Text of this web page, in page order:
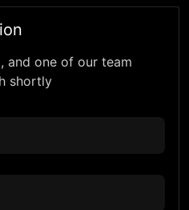
and one of our team
shortly